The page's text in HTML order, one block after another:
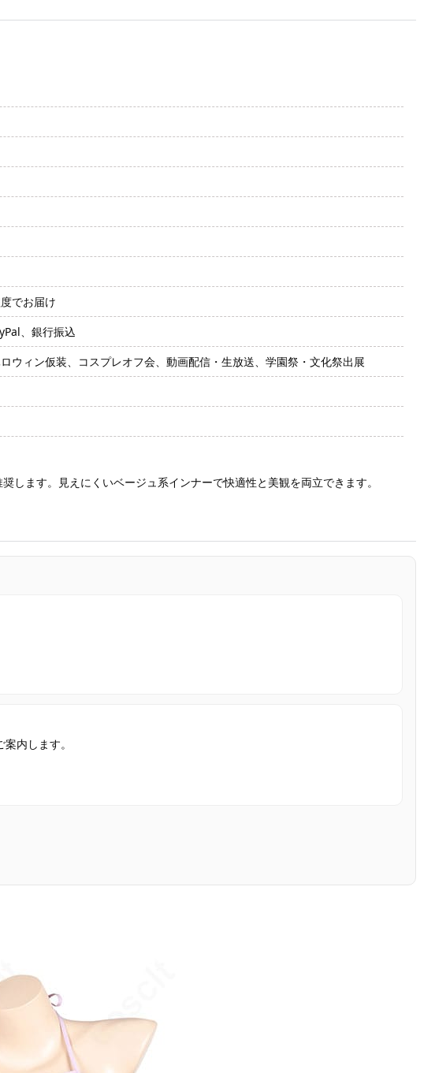
でお届け
、銀行振込
ウィン仮装、コスプレオフ会、動画配信・生放送、学園祭・文化祭出展
ます。見えにくいベージュ系インナーで快適性と美観を両立できます。
内します。